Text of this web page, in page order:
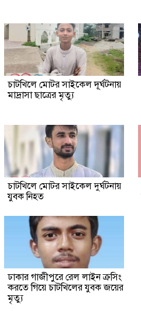
চাটখিলে মোটর সাইকেল দূর্ঘটনায়
মাদ্রাসা ছাত্রের মৃত্যু
চাটখিলে মোটর সাইকেল দুর্ঘটনায়
যুবক নিহত
ঢাকার গাজীপুরে রেল লাইন ক্রসিং
করতে গিয়ে চাটখিলের যুবক জয়ের
মৃত্যু